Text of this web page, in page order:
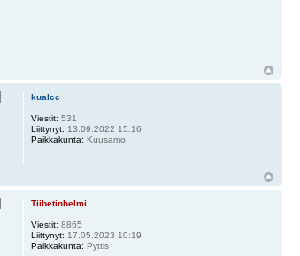
kualcc
Viestit: 531
Liittynyt: 13.09.2022 15:16
Paikkakunta: Kuusamo
Tiibetinhelmi
Viestit: 8865
Liittynyt: 17.05.2023 10:19
Paikkakunta: Pyttis